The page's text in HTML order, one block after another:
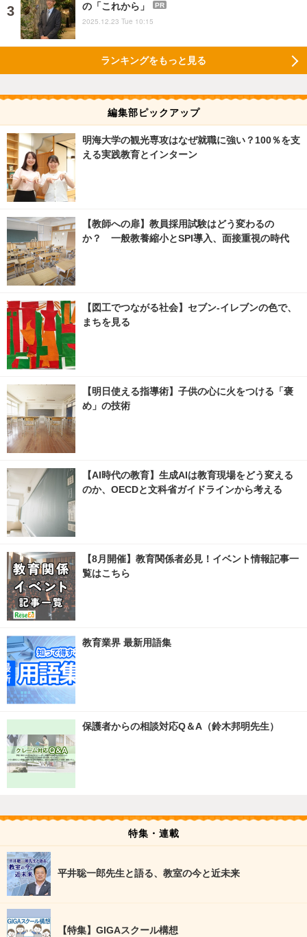
の「これから」
PR
2025.12.23 Tue 10:15
ランキングをもっと見る
編集部ピックアップ
明海大学の観光専攻はなぜ就職に強い？100％を支
える実践教育とインターン
【教師への扉】教員採用試験はどう変わるの
か？ 一般教養縮小とSPI導入、面接重視の時代
【図工でつながる社会】セブン‐イレブンの色で、
まちを見る
【明日使える指導術】子供の心に火をつける「褒
め」の技術
【AI時代の教育】生成AIは教育現場をどう変える
のか、OECDと文科省ガイドラインから考える
【8月開催】教育関係者必見！イベント情報記事一
覧はこちら
教育業界 最新用語集
保護者からの相談対応Q＆A（鈴木邦明先生）
特集・連載
平井聡一郎先生と語る、教室の今と近未来
【特集】GIGAスクール構想